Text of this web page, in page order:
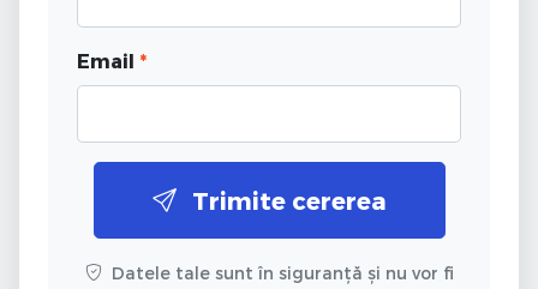
Email *
Trimite cererea
Datele tale sunt în siguranță și nu vor fi